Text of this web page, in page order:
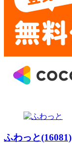
ふわっと(16081)